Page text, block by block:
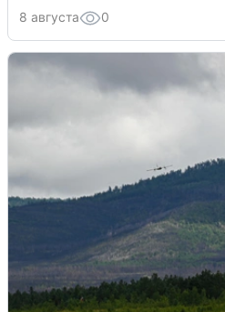
8 августа 0